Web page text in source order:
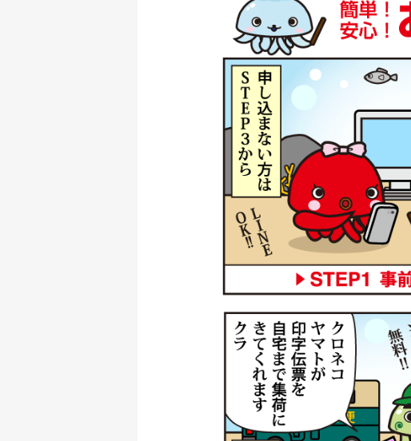
釣具買取クーポン g-
ダイワ 銀影競技T85K 未
釣具買取クーポン
g-
ダイワ 銀影競技メガト
釣具買取クーポン
g-
ダイワ 銀影 エア T90 N
釣具買取クーポン
g-
シマノ 電動リール 22 ビ
釣具買取クーポン g-
シマノ 電動リール 24
用
釣具買取クーポン g-
シマノ 電動リール 26 ビ
釣具買取クーポン g-
シマノ 電動リール 20 ビ
釣具買取クーポン g-